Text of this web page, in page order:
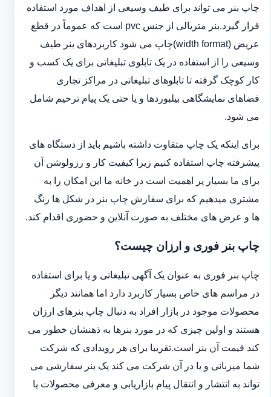
چاپ بنر می تواند برای طیف وسیعی از اهداف مورد استفاده
قرار گیرد.بنر متریالی از جنس pvc است که عموماً در قطع
عریض (width format)چاپ می شود کاربردهای بنر طیف
وسیعی را از استفاده در یک تابلوی تبلیغاتی برای یک کسب و
کار کوچک گرفته تا تابلوهای تبلیغاتی در مراکز تجاری
فضاهای نمایشگاهی بیلبوردها و یا حتی یک پیام ترحیم شامل
می شود.
برای اینکه یک چاپ متفاوت داشته باشیم باید از دستگاه های
پیشرفته چاپ استفاده کنیم زیرا کیفیت کار و رزولوشن آن
برای ما بسیار پر اهمیت است در خانه ما این امکان را به
مشتری میدهیم که برای سفارش چاپ بنر در شکل ها رنگ
ها و عرض های مختلف به صورت آنلاین و حضوری اقدام کند.
چاپ بنر فوری و ارزان چیست؟
چاپ بنر فوری به عنوان یک آگهی تبلیغاتی و یا برای استفاده
در مراسم های خاص بسیار کاربرد دارد اما همانند دیگر
محصولات موجود در بازار افراد به دنبال چاپ بنرهای ارزان
هستند و اولین چیزی که در مورد بنرها به ذهنشان خطور می
کند قیمت آن بنر است.تقریبا برای هر رویدادی که شرکت
شما میزبانی و یا در آن شرکت می کند یک بنر سفارشی می
تواند به انتشار و انتقال پیام بازاریابی و معرفی محصولات یا